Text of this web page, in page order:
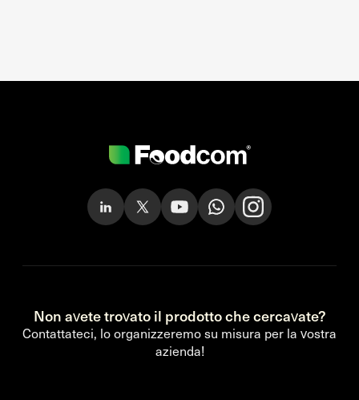
Non avete trovato il prodotto che cercavate?
Contattateci, lo organizzeremo su misura per la vostra
azienda!